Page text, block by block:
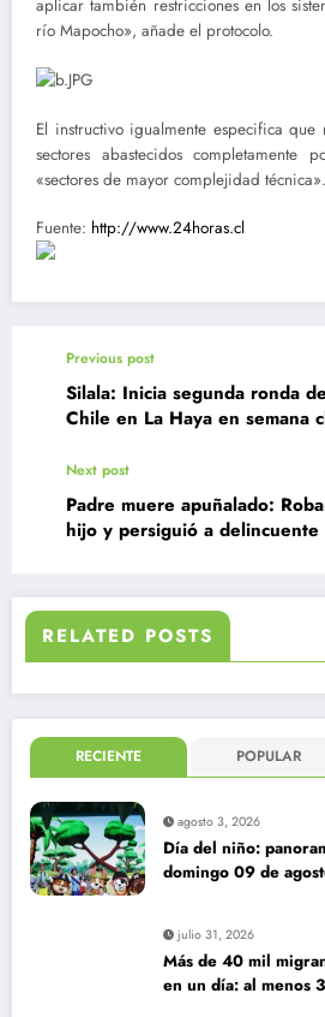
aplicar también restricciones en los
río Mapocho», añade el protocolo.
El instructivo igualmente especifica que
sectores abastecidos completamente
«sectores de mayor complejidad técnica».
Fuente: http://www.24horas.cl
Previous post
Silala: Inicia segunda ronda
Chile en La Haya en semana
Next post
Padre muere apuñalado:
hijo y persiguió a delincuente
RELATED POSTS
RECIENTE POPULAR
agosto 3, 2026
Día del niño:
domingo 09 de
julio 31, 2026
Más de 40 mil
en un día: al menos